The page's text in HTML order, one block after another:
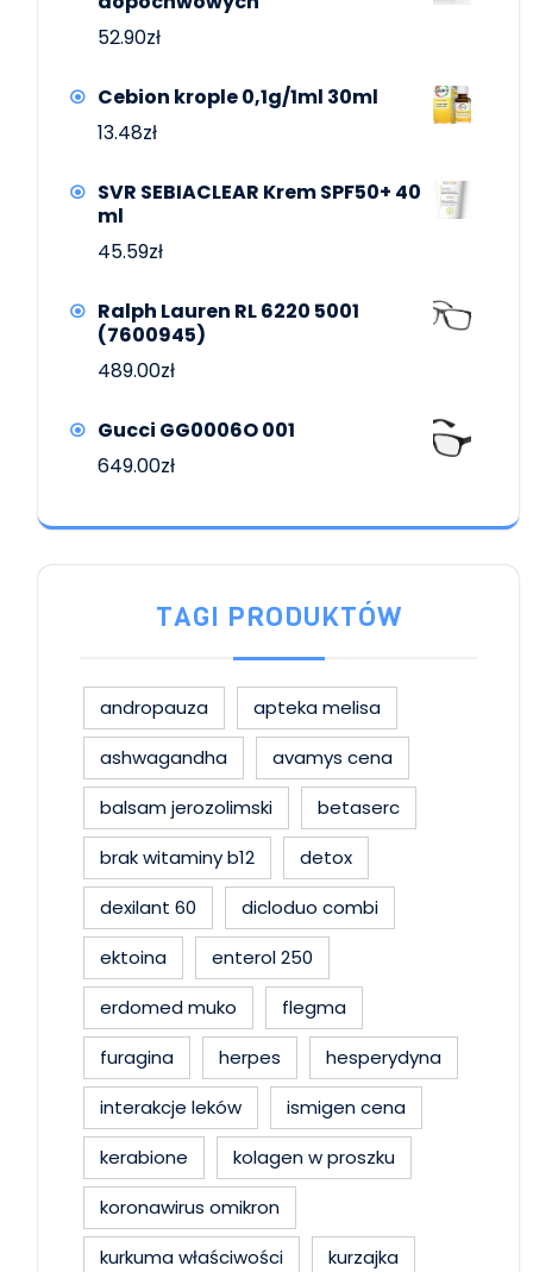
52.90zł
Cebion krople 0,1g/1ml 30ml
13.48zł
SVR SEBIACLEAR Krem SPF50+ 40
ml
45.59zł
Ralph Lauren RL 6220 5001
(7600945)
489.00zł
Gucci GG0006O 001
649.00zł
TAGI PRODUKTÓW
andropauza
apteka melisa
ashwagandha
avamys cena
balsam jerozolimski
betaserc
brak witaminy b12
detox
dexilant 60
dicloduo combi
ektoina
enterol 250
erdomed muko
flegma
furagina
herpes
hesperydyna
interakcje leków
ismigen cena
kerabione
kolagen w proszku
koronawirus omikron
kurkuma właściwości
kurzajka